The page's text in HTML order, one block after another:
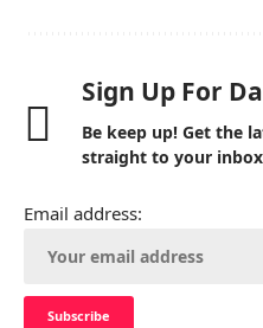
Sign Up For
Be keep up! Get the
straight to your
Email address: